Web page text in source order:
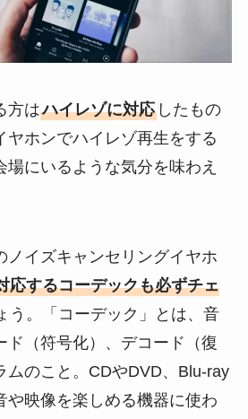
方はハイレゾに対応したもの
ヤホンでハイレゾ再生をする
場にいるような気分を味わえ
ノイズキャンセリングイヤホ
応するコーデックも必ずチェ
う。「コーデック」とは、音
ド（符号化）、デコード（復
ムのこと。CDやDVD、Blu-ray
や映像を楽しめる機器に使わ